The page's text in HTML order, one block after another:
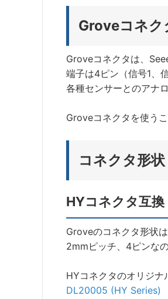
Groveコネク
Groveコネクタは、
端子は4ピン（信号1、
各種センサーとのアナ
Groveコネクタを使う
コネクタ形状
HYコネクタ互換
Groveのコネクタ形状
2mmピッチ、4ピンな
HYコネクタのオリジナ
DL20005 (HY Series)